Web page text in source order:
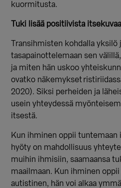
kuormitusta.
Tuki lisää positiivista itsekuvaa
Transihmisten kohdalla yksilö
tasapainottelemaan sen
ja miten hän uskoo
ovatko näkemykset
2020). Siksi perheiden ja
usein yhteydessä
itsestä.
Kun ihminen oppii tuntemaan
hyöty on mahdollisuus
muihin ihmisiin, saamaansa
maailmaan. Kun ihminen
autistinen, hän voi alkaa